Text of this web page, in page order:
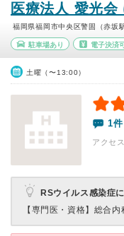
医療法人 愛光会
福岡県福岡市中央区警固（赤坂
駐車場あり 電子決済
土曜（〜13:00）
1件
アクセ
RSウイルス感染症
【専門医・資格】 総合内